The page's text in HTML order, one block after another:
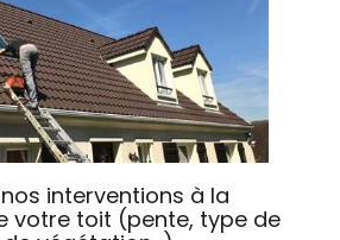
interventions à la
votre toit (pente, type de